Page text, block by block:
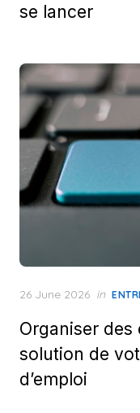
se lancer
Posted
26 June 2026 in
Organiser des
solution de
d’emploi